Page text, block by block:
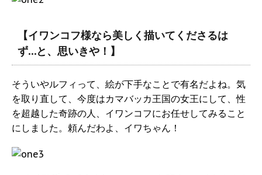
【イワンコフ様なら美しく描いてくださるは
ず…と、思いきや！】
そういやルフィって、絵が下手なことで有名だよね。気
を取り直して、今度はカマバッカ王国の女王にして、性
を超越した奇跡の人、イワンコフにお任せしてみること
にしました。頼んだわよ、イワちゃん！